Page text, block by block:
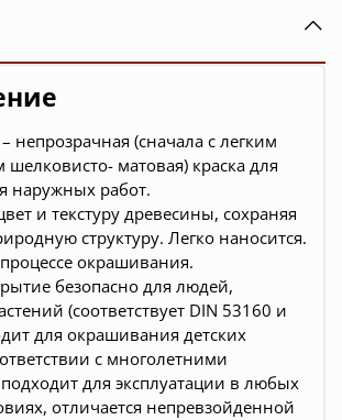
непрозрачная (сначала с легким
шелковисто- матовая) краска для
наружных работ.
и текстуру древесины, сохраняя
структуру. Легко наносится.
окрашивания.
безопасно для людей,
(соответствует DIN 53160 и
для окрашивания детских
с многолетними
для эксплуатации в любых
отличается непревзойденной